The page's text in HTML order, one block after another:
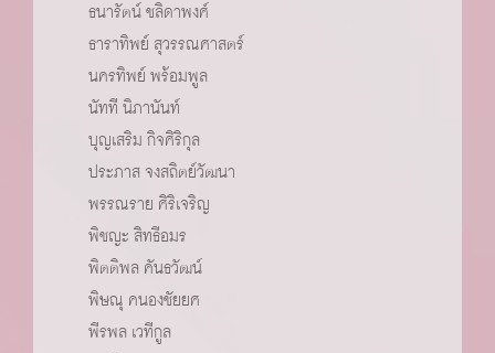
ธนารัตน์ ชลิดาพงศ์
ธาราทิพย์ สุวรรณศาสตร์
นครทิพย์ พร้อมพูล
นัทที นิภานันท์
บุญเสริม กิจศิริกุล
ประภาส จงสถิตย์วัฒนา
พรรณราย ศิริเจริญ
พิชญะ สิทธีอมร
พิตติพล คันธวัฒน์
พิษณุ คนองชัยยศ
พีรพล เวทีกูล